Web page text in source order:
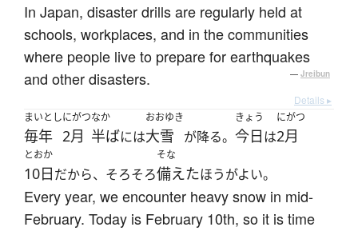
In Japan, disaster drills are regularly held at
schools, workplaces, and in the communities
where people live to prepare for earthquakes
and other disasters.
— Jreibun
Details ▸
まいとし
毎年
にがつ
2月
なか
半ばには
おおゆき
大雪 が降る。
きょう
今日は
にがつ
2月
とおか
10日だから、そろそろ
そな
備えたほうがよい。
Every year, we encounter heavy snow in mid-
February. Today is February 10th, so it is time